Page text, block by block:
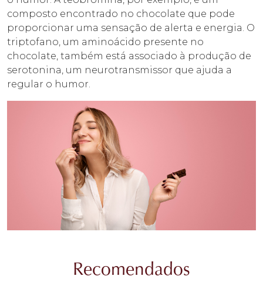
composto encontrado no chocolate que pode
proporcionar uma sensação de alerta e energia. O
triptofano, um aminoácido presente no
chocolate, também está associado à produção de
serotonina, um neurotransmissor que ajuda a
regular o humor.
Recomendados